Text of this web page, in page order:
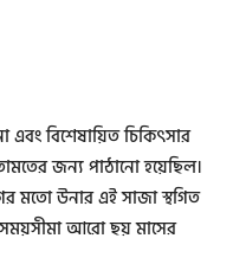
এবং বিশেষায়িত চিকিৎসার
জন্য পাঠানো হয়েছিল।
মতো উনার এই সাজা স্থগিত
সময়সীমা আরো ছয় মাসের